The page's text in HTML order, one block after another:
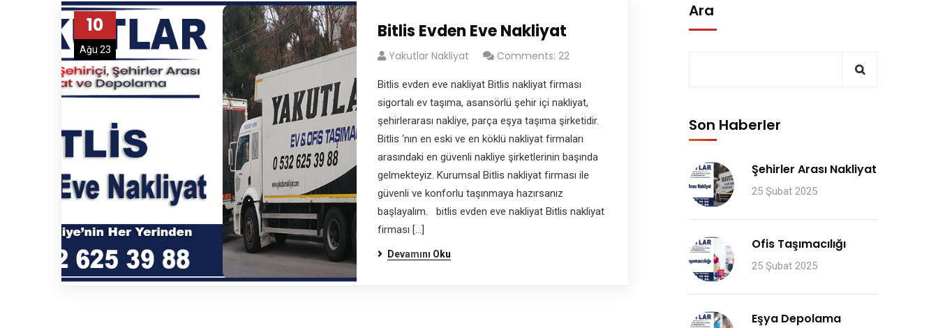
10
Ağu 23
Bitlis Evden Eve Nakliyat
Yakutlar Nakliyat Comments: 22
Bitlis evden eve nakliyat Bitlis nakliyat firması
sigortalı ev taşıma, asansörlü şehir içi nakliyat,
şehirlerarası nakliye, parça eşya taşıma şirketidir.
Bitlis ‘nın en eski ve en köklü nakliyat firmaları
arasındaki en güvenli nakliye şirketlerinin başında
gelmekteyiz. Kurumsal Bitlis nakliyat firması ile
güvenli ve konforlu taşınmaya hazırsanız
başlayalım. bitlis evden eve nakliyat Bitlis nakliyat
firması […]
Devamını Oku
Ara
Son Haberler
Şehirler Arası Nakliyat
25 Şubat 2025
Ofis Taşımacılığı
25 Şubat 2025
Eşya Depolama